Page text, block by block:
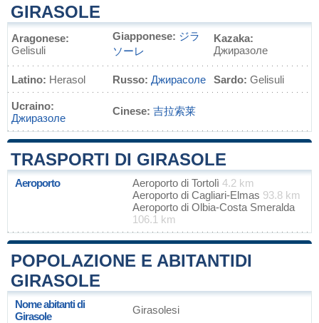
GIRASOLE
Aragonese:
Gelisuli
Giapponese: ジラ
ソーレ
Kazaka:
Джиразоле
Latino: Herasol Russo: Джирасоле Sardo: Gelisuli
Ucraino:
Джиразоле
Cinese: 吉拉索莱
TRASPORTI DI GIRASOLE
Aeroporto Aeroporto di Tortolì 4.2 km
Aeroporto di Cagliari-Elmas 93.8 km
Aeroporto di Olbia-Costa Smeralda
106.1 km
POPOLAZIONE E ABITANTIDI
GIRASOLE
Nome abitanti di
Girasole
Girasolesi